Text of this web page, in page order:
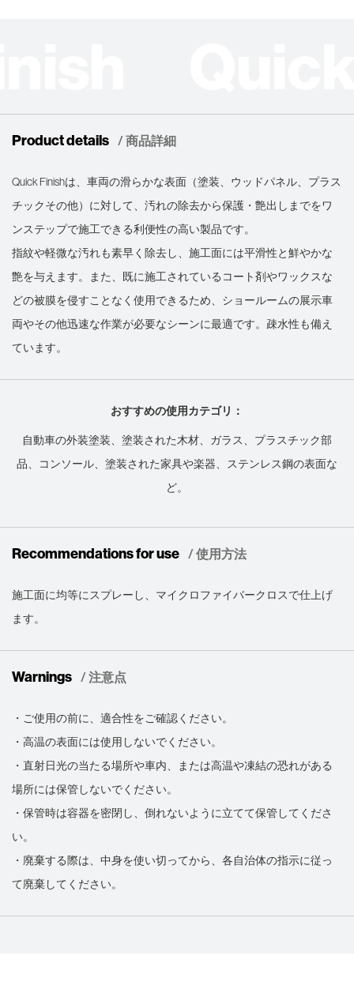
Product details / 商品詳細
Quick Finishは、車両の滑らかな表面（塗装、ウッドパネル、プラス
チックその他）に対して、汚れの除去から保護・艶出しまでをワ
ンステップで施工できる利便性の高い製品です。
指紋や軽微な汚れも素早く除去し、施工面には平滑性と鮮やかな
艶を与えます。また、既に施工されているコート剤やワックスな
どの被膜を侵すことなく使用できるため、ショールームの展示車
両やその他迅速な作業が必要なシーンに最適です。疎水性も備え
ています。
おすすめの使用カテゴリ：
自動車の外装塗装、塗装された木材、ガラス、プラスチック部
品、コンソール、塗装された家具や楽器、ステンレス鋼の表面な
ど。
Recommendations for use / 使用方法
施工面に均等にスプレーし、マイクロファイバークロスで仕上げ
ます。
Warnings / 注意点
・ご使用の前に、適合性をご確認ください。
・高温の表面には使用しないでください。
・直射日光の当たる場所や車内、または高温や凍結の恐れがある
場所には保管しないでください。
・保管時は容器を密閉し、倒れないように立てて保管してくださ
い。
・廃棄する際は、中身を使い切ってから、各自治体の指示に従っ
て廃棄してください。